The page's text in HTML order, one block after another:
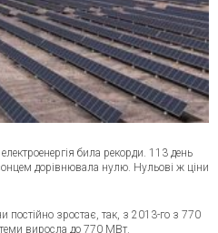
била рекорди. 113 день
дорівнювала нулю. Нульові ж ціни
постійно зростає, так, з 2013-го з 770
виросла до 770 МВт.